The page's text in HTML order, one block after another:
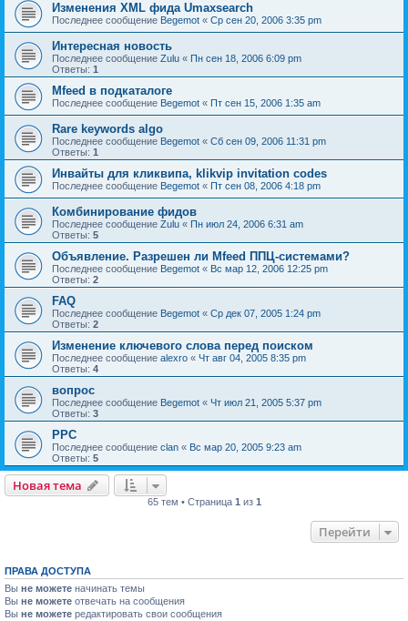
Изменения XML фида Umaxsearch
Последнее сообщение Begemot « Ср сен 20, 2006 3:35 pm
Интересная новость
Последнее сообщение Zulu « Пн сен 18, 2006 6:09 pm
Ответы: 1
Mfeed в подкаталоге
Последнее сообщение Begemot « Пт сен 15, 2006 1:35 am
Rare keywords algo
Последнее сообщение Begemot « Сб сен 09, 2006 11:31 pm
Ответы: 1
Инвайты для кликвипа, klikvip invitation codes
Последнее сообщение Begemot « Пт сен 08, 2006 4:18 pm
Комбинирование фидов
Последнее сообщение Zulu « Пн июл 24, 2006 6:31 am
Ответы: 5
Объявление. Разрешен ли Mfeed ППЦ-системами?
Последнее сообщение Begemot « Вс мар 12, 2006 12:25 pm
Ответы: 2
FAQ
Последнее сообщение Begemot « Ср дек 07, 2005 1:24 pm
Ответы: 2
Изменение ключевого слова перед поиском
Последнее сообщение alexro « Чт авг 04, 2005 8:35 pm
Ответы: 4
вопрос
Последнее сообщение Begemot « Чт июл 21, 2005 5:37 pm
Ответы: 3
PPC
Последнее сообщение clan « Вс мар 20, 2005 9:23 am
Ответы: 5
Новая тема
65 тем • Страница 1 из 1
Перейти
ПРАВА ДОСТУПА
Вы не можете начинать темы
Вы не можете отвечать на сообщения
Вы не можете редактировать свои сообщения